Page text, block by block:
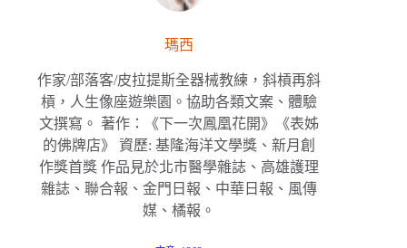
瑪西
作家/部落客/皮拉提斯全器械教練，斜槓再斜
槓，人生像座遊樂園。協助各類文案、體驗
文撰寫。 著作：《下一次鳳凰花開》《表姊
的佛牌店》 資歷: 基隆海洋文學獎、新月創
作獎首獎 作品見於北市醫學雜誌、高雄護理
雜誌、聯合報、金門日報、中華日報、風傳
媒、橘報。